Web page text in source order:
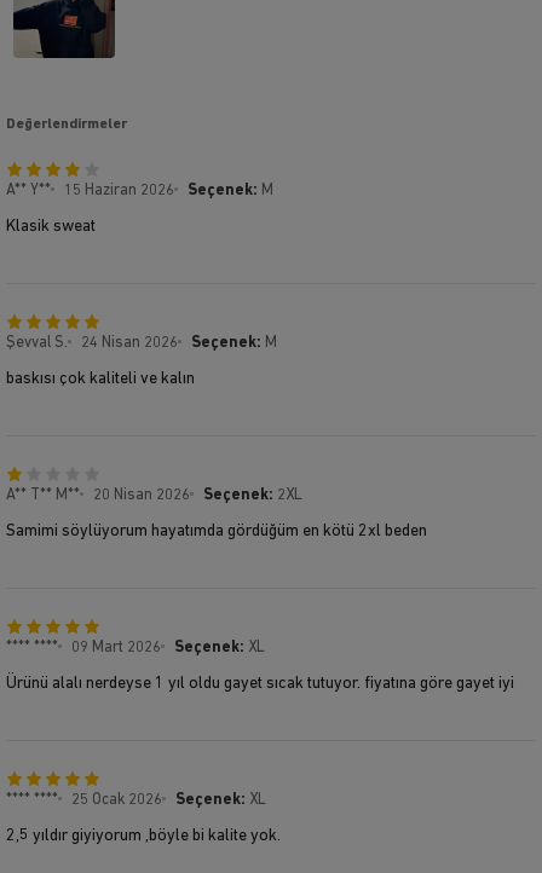
Değerlendirmeler
A** Y** 15 Haziran 2026 Seçenek: M
Klasik sweat
Şevval S. 24 Nisan 2026 Seçenek: M
baskısı çok kaliteli ve kalın
A** T** M** 20 Nisan 2026 Seçenek: 2XL
Samimi söylüyorum hayatımda gördüğüm en kötü 2xl beden
**** **** 09 Mart 2026 Seçenek: XL
Ürünü alalı nerdeyse 1 yıl oldu gayet sıcak tutuyor. fiyatına göre gayet iyi
**** **** 25 Ocak 2026 Seçenek: XL
2,5 yıldır giyiyorum ,böyle bi kalite yok.